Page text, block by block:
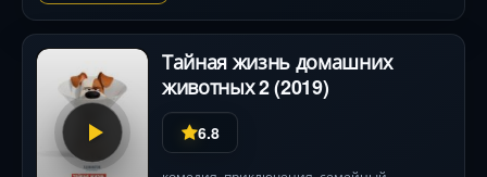
неожиданных поворотах их вынужденного альянса .
Тайная жизнь домашних
животных 2 (2019)
6.8